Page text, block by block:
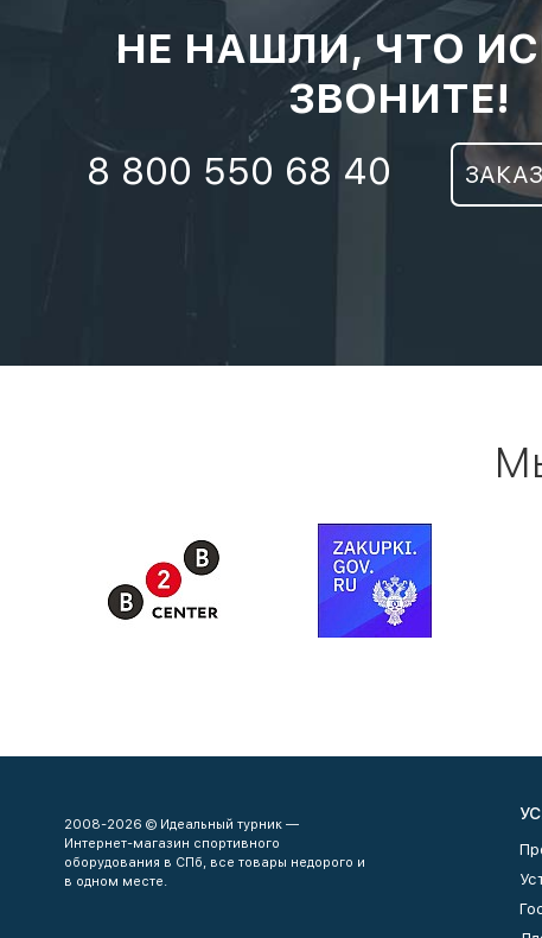
НЕ НАШЛИ, ЧТО
ЗВОНИТЕ!
8 800 550 68 40
2008-2026 © Идеальный турник —
Интернет-магазин спортивного
оборудования в СПб, все товары недорого и
в одном месте.